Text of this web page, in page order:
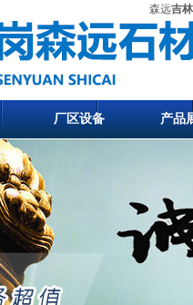
森远吉
厂区设备 产品